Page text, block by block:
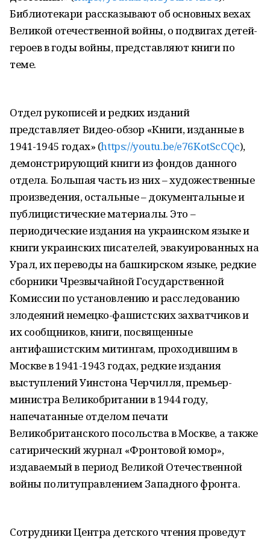
Библиотекари рассказывают об основных вехах
Великой отечественной войны, о подвигах детей-
героев в годы войны, представляют книги по
теме.
Отдел рукописей и редких изданий
представляет Видео-обзор «Книги, изданные в
1941-1945 годах» (https://youtu.be/e76KotScCQc),
демонстрирующий книги из фондов данного
отдела. Большая часть из них – художественные
произведения, остальные – документальные и
публицистические материалы. Это –
периодические издания на украинском языке и
книги украинских писателей, эвакуированных на
Урал, их переводы на башкирском языке, редкие
сборники Чрезвычайной Государственной
Комиссии по установлению и расследованию
злодеяний немецко-фашистских захватчиков и
их сообщников, книги, посвященные
антифашистским митингам, проходившим в
Москве в 1941-1943 годах, редкие издания
выступлений Уинстона Черчилля, премьер-
министра Великобритании в 1944 году,
напечатанные отделом печати
Великобританского посольства в Москве, а также
сатирический журнал «Фронтовой юмор»,
издаваемый в период Великой Отечественной
войны политуправлением Западного фронта.
Сотрудники Центра детского чтения проведут